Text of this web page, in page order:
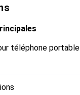
exigeante.
téléphone portable